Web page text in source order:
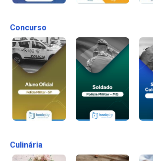
Concurso
Culinária